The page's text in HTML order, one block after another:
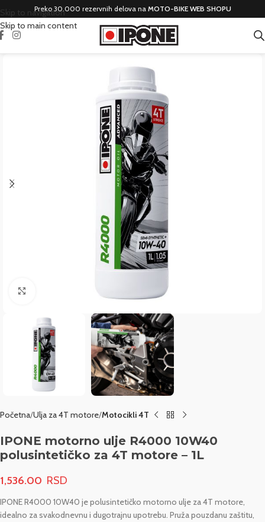
Skip to navigation
Skip to main content
Preko 30.000 rezervnih delova na MOTO-BIKE WEB SHOPU
Početna Ulja za 4T motore Motocikli 4T
IPONE motorno ulje R4000 10W40
polusintetičko za 4T motore – 1L
1,536.00
IPONE R4000 10W40 je polusintetičko motorno ulje za 4T motore,
idealno za svakodnevnu i dugotrajnu upotrebu. Pruža pouzdanu zaštitu,